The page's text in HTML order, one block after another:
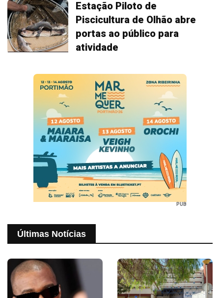
Estação Piloto de
Piscicultura de Olhão abre
portas ao público para
atividade
PUB
Últimas Notícias